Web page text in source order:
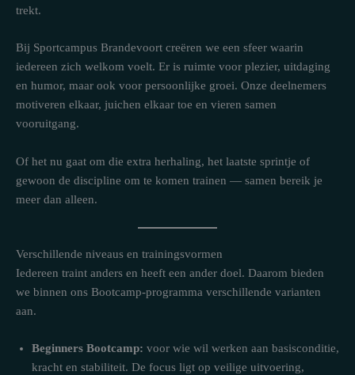
trekt.
Bij Sportcampus Brandevoort creëren we een sfeer waarin
iedereen zich welkom voelt. Er is ruimte voor plezier, uitdaging
en humor, maar ook voor persoonlijke groei. Onze deelnemers
motiveren elkaar, juichen elkaar toe en vieren samen
vooruitgang.
Of het nu gaat om die extra herhaling, het laatste sprintje of
gewoon de discipline om te komen trainen — samen bereik je
meer dan alleen.
Verschillende niveaus en trainingsvormen
Iedereen traint anders en heeft een ander doel. Daarom bieden
we binnen ons Bootcamp-programma verschillende varianten
aan.
Beginners Bootcamp: voor wie wil werken aan basisconditie,
kracht en stabiliteit. De focus ligt op veilige uitvoering,